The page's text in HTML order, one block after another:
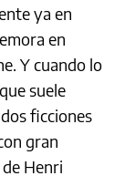
ya en
en
Y cuando lo
suele
ficciones
gran
de Henri